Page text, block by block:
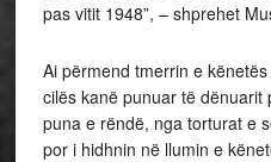
pas vitit 1948”, – shprehet
Ai përmend tmerrin e
cilës kanë punuar të dënuarit
puna e rëndë, nga torturat e
por i hidhnin në llumin e